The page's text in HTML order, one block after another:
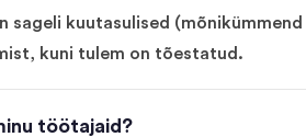
sageli kuutasulised
kuni tulem on tõestatud.
töötajaid?